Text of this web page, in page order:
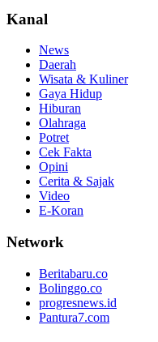
Kanal
News
Daerah
Wisata & Kuliner
Gaya Hidup
Hiburan
Olahraga
Potret
Cek Fakta
Opini
Cerita & Sajak
Video
E-Koran
Network
Beritabaru.co
Bolinggo.co
progresnews.id
Pantura7.com